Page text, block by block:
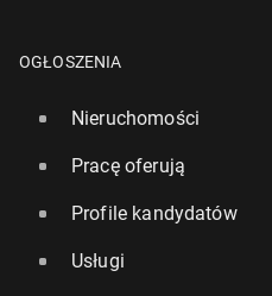
OGŁOSZENIA
Nieruchomości
Pracę oferują
Profile kandydatów
Usługi